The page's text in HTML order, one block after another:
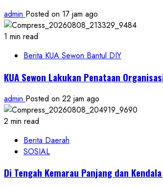
admin Posted on 17 jam ago
1 min read
Berita KUA Sewon Bantul DIY
KUA Sewon Lakukan Penataan
admin Posted on 22 jam ago
2 min read
Berita Daerah
SOSIAL
Di Tengah Kemarau Panjang dan